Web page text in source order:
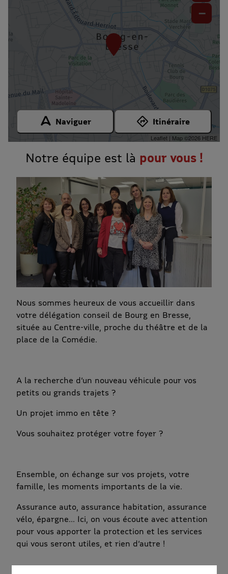
−
Leaflet | Map ©2026 HERE
Naviguer Itinéraire
Notre équipe est là pour vous !
Nous sommes heureux de vous accueillir dans
votre délégation conseil de Bourg en Bresse,
située au Centre-ville, proche du théâtre et de la
place de la Comédie.
A la recherche d’un nouveau véhicule pour vos
petits ou grands trajets ?
Un projet immo en tête ?
Vous souhaitez protéger votre foyer ?
Ensemble, on échange sur vos projets, votre
famille, les moments importants de la vie.
Assurance auto, assurance habitation, assurance
vélo, épargne... Ici, on vous écoute avec attention
pour vous apporter la protection et les services
qui vous seront utiles, et rien d’autre !